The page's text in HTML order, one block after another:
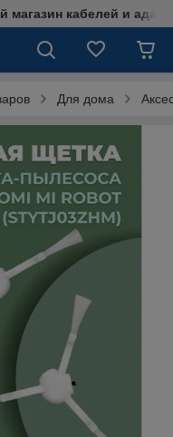
кабелей и
Для дома